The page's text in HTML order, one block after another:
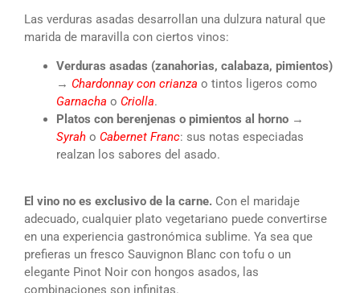
Las verduras asadas desarrollan una dulzura natural que
marida de maravilla con ciertos vinos:
Verduras asadas (zanahorias, calabaza, pimientos)
→ Chardonnay con crianza o tintos ligeros como
Garnacha o Criolla.
Platos con berenjenas o pimientos al horno →
Syrah o Cabernet Franc: sus notas especiadas
realzan los sabores del asado.
El vino no es exclusivo de la carne. Con el maridaje
adecuado, cualquier plato vegetariano puede convertirse
en una experiencia gastronómica sublime. Ya sea que
prefieras un fresco Sauvignon Blanc con tofu o un
elegante Pinot Noir con hongos asados, las
combinaciones son infinitas.